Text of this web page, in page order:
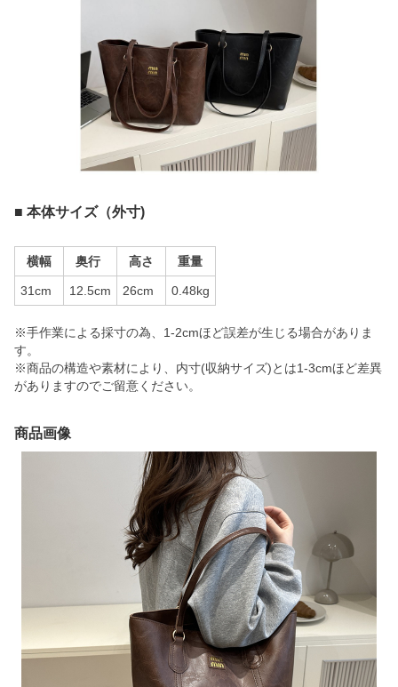
■ 本体サイズ（外寸)
横幅 奥行 高さ 重量
31cm 12.5cm 26cm 0.48kg
※手作業による採寸の為、1-2cmほど誤差が生じる場合がありま
す。
※商品の構造や素材により、内寸(収納サイズ)とは1-3cmほど差異
がありますのでご留意ください。
商品画像